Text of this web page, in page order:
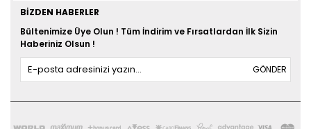
BIZDEN HABERLER
Bültenimize Üye Olun ! Tüm İndirim ve Fırsatlardan İlk Sizin
Haberiniz Olsun !
GÖNDER